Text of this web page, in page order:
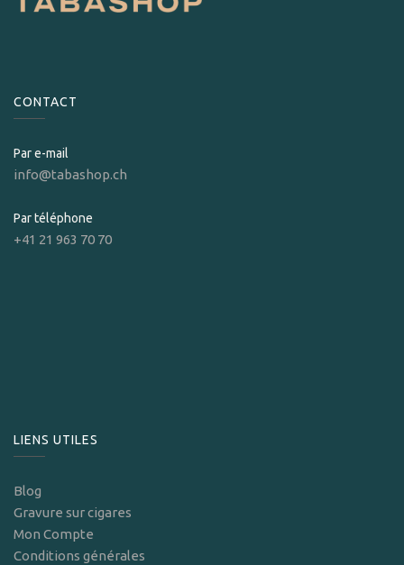
CONTACT
Par e-mail
info@tabashop.ch
Par téléphone
+41 21 963 70 70
LIENS UTILES
Blog
Gravure sur cigares
Mon Compte
Conditions générales